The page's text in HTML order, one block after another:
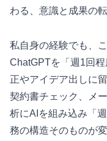
わる、意識と成果の転
私自身の経験でも、
ChatGPTを「週1回
正やアイデア出しに
契約書チェック、メ
析にAIを組み込み「
務の構造そのものが